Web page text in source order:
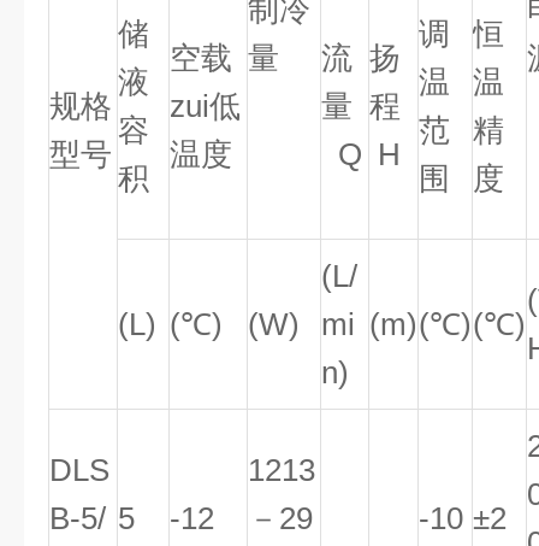
规格
型号
储
液
容
积
空载
zui低
温度
制冷
量
流
量
Q
扬
程
H
调
温
范
围
恒
温
精
度
(L) (℃) (W)
(L/
mi
n)
(m)(℃)(℃)
DLS
B-5/ 5 -12
1213
－29
-10 ±2